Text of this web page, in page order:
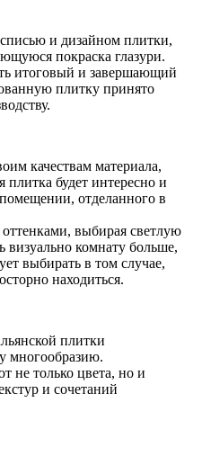
и дизайном плитки,
покраска глазури.
итоговый и завершающий
плитку принято
качествам материала,
плитка будет интересно и
отделанного в
выбирая светлую
визуально комнату больше,
выбирать в том случае,
находиться.
плитки
многообразию.
не только цвета, но и
и сочетаний